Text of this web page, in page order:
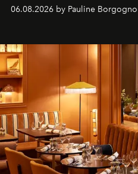
06.08.2026 by Pauline Borgogno